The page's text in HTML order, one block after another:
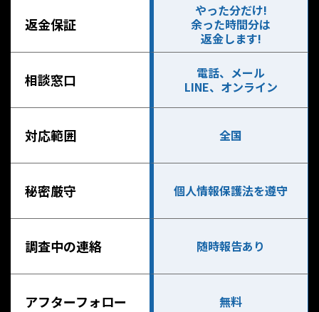
返金保証
やった分だけ!
余った時間分は
返金します!
相談窓口
電話、メール
LINE、オンライン
対応範囲 全国
秘密厳守 個人情報保護法を遵守
調査中の連絡 随時報告あり
アフターフォロー 無料